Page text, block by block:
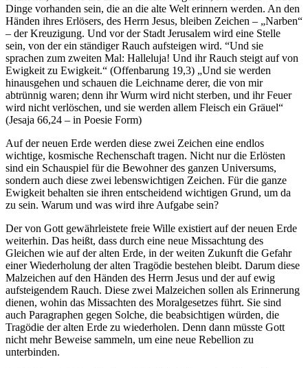
Dinge vorhanden sein, die an die alte Welt erinnern werden. An den
Händen ihres Erlösers, des Herrn Jesus, bleiben Zeichen – „Narben“
– der Kreuzigung. Und vor der Stadt Jerusalem wird eine Stelle
sein, von der ein ständiger Rauch aufsteigen wird. “Und sie
sprachen zum zweiten Mal: Halleluja! Und ihr Rauch steigt auf von
Ewigkeit zu Ewigkeit.“ (Offenbarung 19,3) „Und sie werden
hinausgehen und schauen die Leichname derer, die von mir
abtrünnig waren; denn ihr Wurm wird nicht sterben, und ihr Feuer
wird nicht verlöschen, und sie werden allem Fleisch ein Gräuel“
(Jesaja 66,24 – in Poesie Form)
Auf der neuen Erde werden diese zwei Zeichen eine endlos
wichtige, kosmische Rechenschaft tragen. Nicht nur die Erlösten
sind ein Schauspiel für die Bewohner des ganzen Universums,
sondern auch diese zwei lebenswichtigen Zeichen. Für die ganze
Ewigkeit behalten sie ihren entscheidend wichtigen Grund, um da
zu sein. Warum und was wird ihre Aufgabe sein?
Der von Gott gewährleistete freie Wille existiert auf der neuen Erde
weiterhin. Das heißt, dass durch eine neue Missachtung des
Gleichen wie auf der alten Erde, in der weiten Zukunft die Gefahr
einer Wiederholung der alten Tragödie bestehen bleibt. Darum diese
Malzeichen auf den Händen des Herrn Jesus und der auf ewig
aufsteigendem Rauch. Diese zwei Malzeichen sollen als Erinnerung
dienen, wohin das Missachten des Moralgesetzes führt. Sie sind
auch Paragraphen gegen Solche, die beabsichtigen würden, die
Tragödie der alten Erde zu wiederholen. Denn dann müsste Gott
nicht mehr Beweise sammeln, um eine neue Rebellion zu
unterbinden.